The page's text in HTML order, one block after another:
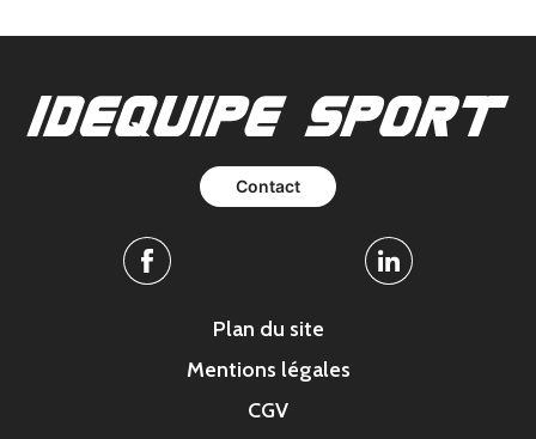
Contact
Facebook Linkedin
Plan du site
Mentions légales
CGV